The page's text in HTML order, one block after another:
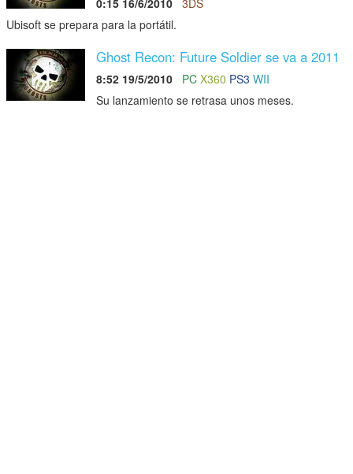
Ubisoft se prepara para la portátil.
Ghost Recon: Future Soldier se va a 2011
8:52 19/5/2010 PC X360 PS3 WII
Su lanzamiento se retrasa unos meses.